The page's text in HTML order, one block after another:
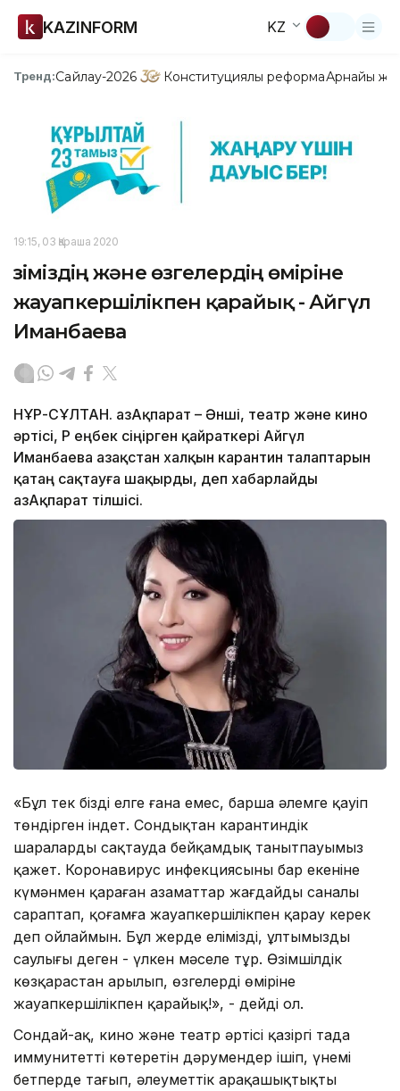
KAZINFORM KZ
Тренд:Сайлау-2026 Конституциялық реформаАрнайы
19:15, 03 Қараша 2020
Өзіміздің және өзгелердің өміріне
жауапкершілікпен қарайық - Айгүл
Иманбаева
НҰР-СҰЛТАН. ҚазАқпарат – Әнші, театр және кино
әртісі, ҚР еңбек сіңірген қайраткері Айгүл
Иманбаева Қазақстан халқын карантин талаптарын
қатаң сақтауға шақырды, деп хабарлайды
ҚазАқпарат тілшісі.
«Бұл тек біздің елге ғана емес, барша әлемге қауіп
төндірген індет. Сондықтан карантиндік
шараларды сақтауда бейқамдық танытпауымыз
қажет. Коронавирус инфекциясының бар екеніне
күмәнмен қараған азаматтар жағдайды саналы
сараптап, қоғамға жауапкершілікпен қарау керек
деп ойлаймын. Бұл жерде еліміздің, ұлтымыздың
саулығы деген - үлкен мәселе тұр. Өзімшілдік
көзқарастан арылып, өзгелердің өміріне
жауапкершілікпен қарайық!», - дейді ол.
Сондай-ақ, кино және театр әртісі қазіргі таңда
иммунитетті көтеретін дәрумендер ішіп, үнемі
бетперде тағып, әлеуметтік арақашықтықты